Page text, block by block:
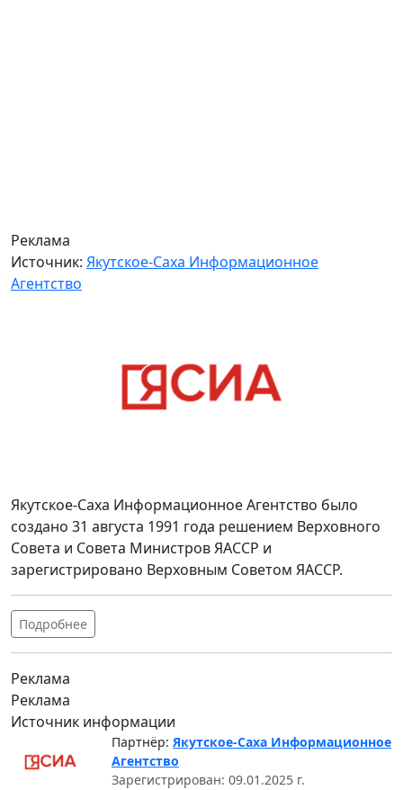
Реклама
Источник: Якутское-Саха Информационное
Агентство
Якутское-Саха Информационное Агентство было
создано 31 августа 1991 года решением Верховного
Совета и Совета Министров ЯАССР и
зарегистрировано Верховным Советом ЯАССР.
Подробнее
Реклама
Реклама
Источник информации
Партнёр: Якутское-Саха Информационное
Агентство
Зарегистрирован: 09.01.2025 г.